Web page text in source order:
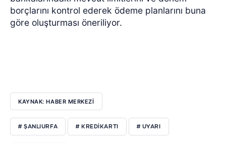
borçlarını kontrol ederek ödeme planlarını buna
göre oluşturması öneriliyor.
KAYNAK: HABER MERKEZİ
# ŞANLIURFA # KREDIKARTI # UYARI